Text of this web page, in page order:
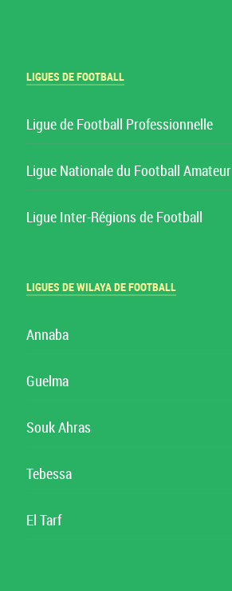
LIGUES DE FOOTBALL
Ligue de Football Professionnelle
Ligue Nationale du Football Amateur
Ligue Inter-Régions de Football
LIGUES DE WILAYA DE FOOTBALL
Annaba
Guelma
Souk Ahras
Tebessa
El Tarf